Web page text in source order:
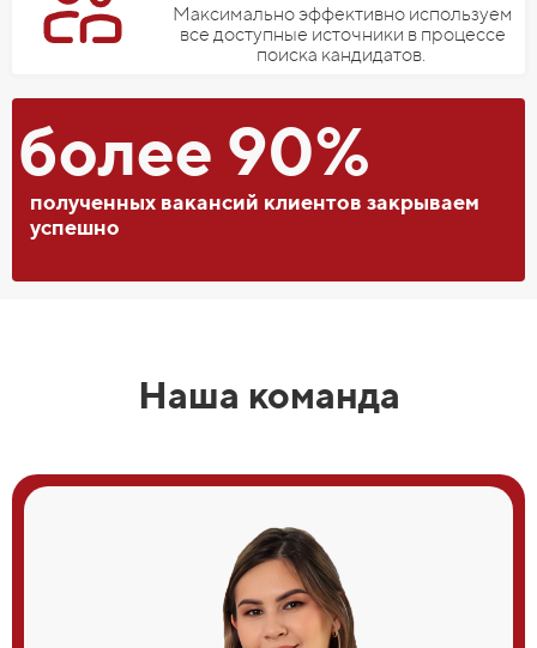
Максимально эффективно используем
все доступные источники в процессе
поиска кандидатов.
более 90%
полученных вакансий клиентов закрываем
успешно
Наша команда